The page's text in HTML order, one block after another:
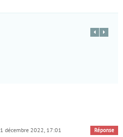
1 décembre 2022, 17:01 Réponse